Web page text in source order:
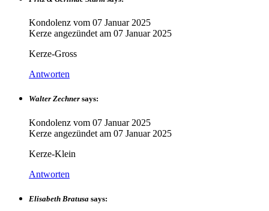
Kondolenz vom 07 Januar 2025
Kerze angezündet am 07 Januar 2025
Kerze-Gross
Antworten
Walter Zechner says:
Kondolenz vom 07 Januar 2025
Kerze angezündet am 07 Januar 2025
Kerze-Klein
Antworten
Elisabeth Bratusa says: